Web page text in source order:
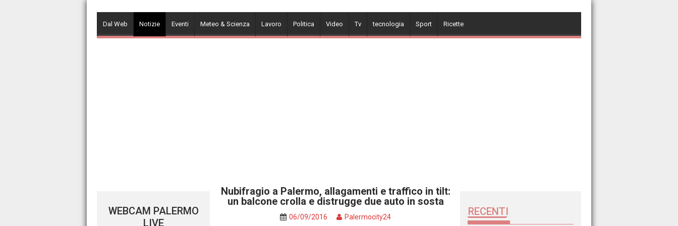
contentDal Web Notizie Eventi Meteo & Scienza Lavoro Politica Video Tv tecnologia Sport Ricette
Nubifragio a Palermo, allagamenti e traffico in tilt:
un balcone crolla e distrugge due auto in sosta
06/09/2016 Palermocity24
WEBCAM PALERMO
LIVE
RECENTI